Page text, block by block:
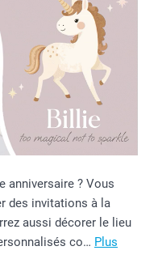
anniversaire ? Vous
des invitations à la
aussi décorer le lieu
co… Plus